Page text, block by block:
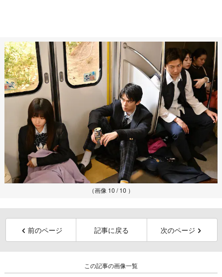
（画像 10 / 10 ）
前のページ 記事に戻る 次のページ
この記事の画像一覧